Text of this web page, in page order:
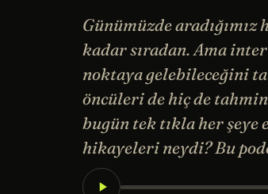
Günümüzde
kadar sıradan. Ama
noktaya gelebileceğini
öncüleri de hiç de
bugün tek tıkla her
hikayeleri neydi? Bu